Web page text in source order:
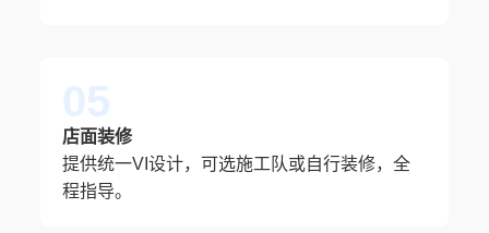
05
店面装修
提供统一VI设计，可选施工队或自行装修，全
程指导。